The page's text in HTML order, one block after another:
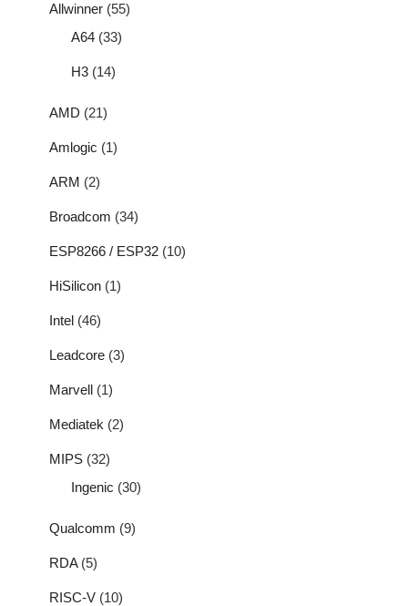
Allwinner (55)
A64 (33)
H3 (14)
AMD (21)
Amlogic (1)
ARM (2)
Broadcom (34)
ESP8266 / ESP32 (10)
HiSilicon (1)
Intel (46)
Leadcore (3)
Marvell (1)
Mediatek (2)
MIPS (32)
Ingenic (30)
Qualcomm (9)
RDA(5)
RISC-V (10)